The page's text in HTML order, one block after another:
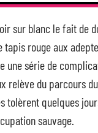
sur blanc le fait de
rouge aux
une série de
relève du parcours
quelques
sauvage.